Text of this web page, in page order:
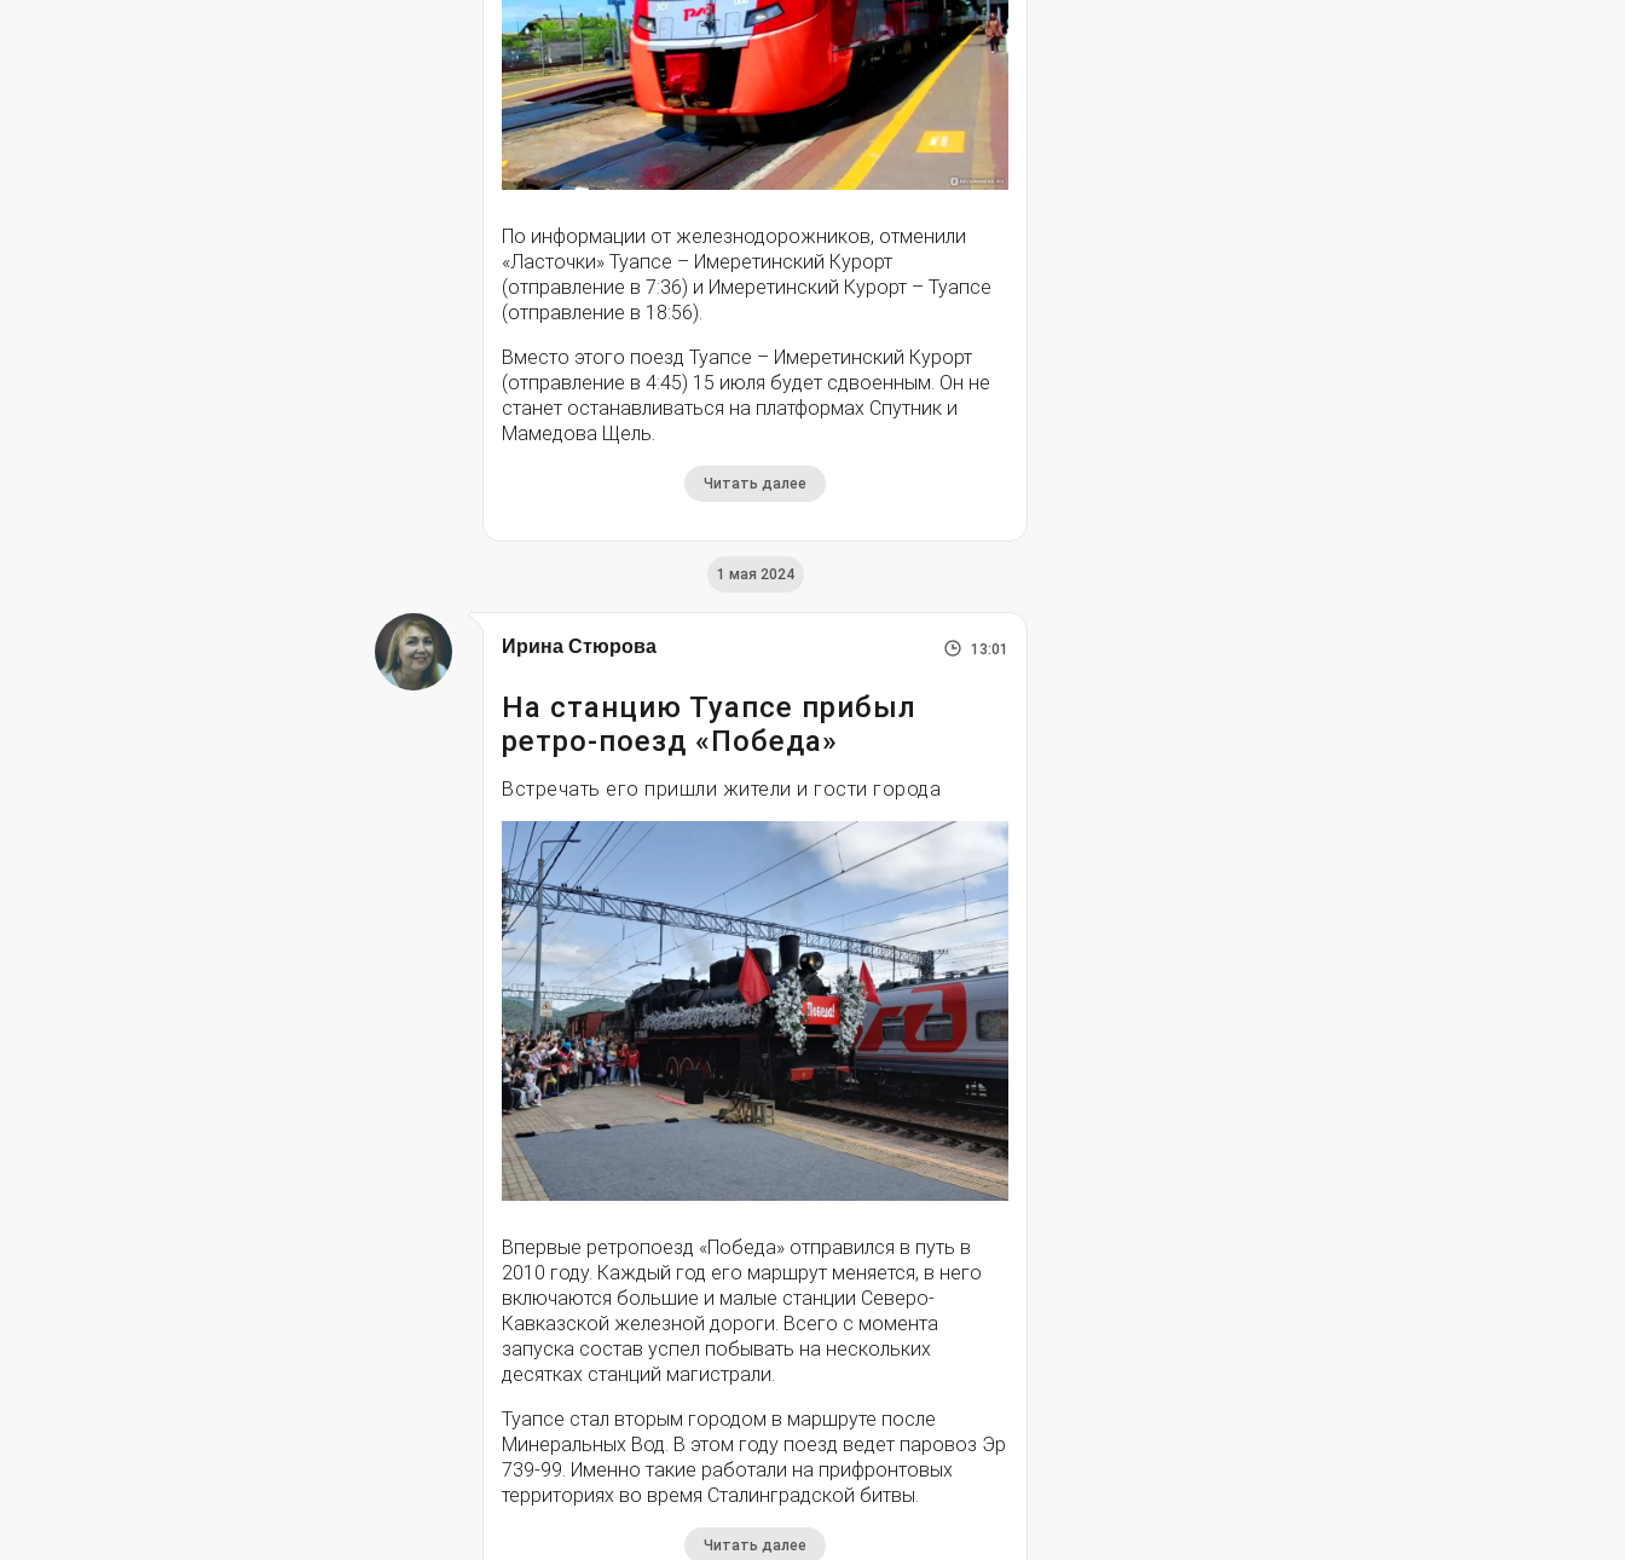
По информации от железнодорожников, отменили
«Ласточки» Туапсе – Имеретинский Курорт
(отправление в 7:36) и Имеретинский Курорт – Туапсе
(отправление в 18:56).
Вместо этого поезд Туапсе – Имеретинский Курорт
(отправление в 4:45) 15 июля будет сдвоенным. Он не
станет останавливаться на платформах Спутник и
Мамедова Щель.
Читать далее
1 мая 2024
Ирина Стюрова 13:01
На станцию Туапсе прибыл
ретро-поезд «Победа»
Встречать его пришли жители и гости города
Впервые ретропоезд «Победа» отправился в путь в
2010 году. Каждый год его маршрут меняется, в него
включаются большие и малые станции Северо-
Кавказской железной дороги. Всего с момента
запуска состав успел побывать на нескольких
десятках станций магистрали.
Туапсе стал вторым городом в маршруте после
Минеральных Вод. В этом году поезд ведет паровоз Эр
739-99. Именно такие работали на прифронтовых
территориях во время Сталинградской битвы.
Читать далее